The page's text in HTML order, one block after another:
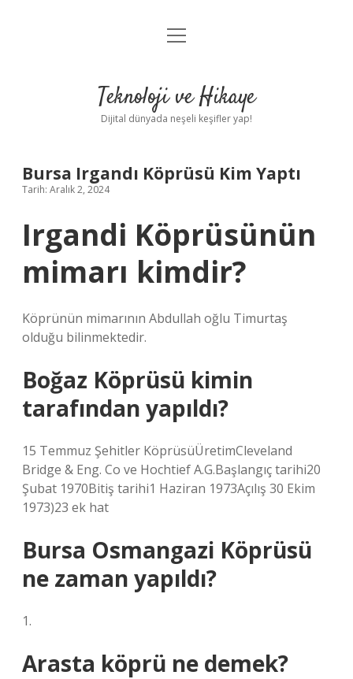
Anasayfa
Yasal Uyarı
menüyü
Teknoloji ve Hikaye
Dijital dünyada neşeli keşifler yap!
Bursa Irgandı Köprüsü Kim Yaptı
Tarih: Aralık 2, 2024
Irgandi Köprüsünün
mimarı kimdir?
Köprünün mimarının Abdullah oğlu Timurtaş
olduğu bilinmektedir.
Boğaz Köprüsü kimin
tarafından yapıldı?
15 Temmuz Şehitler KöprüsüÜretimCleveland
Bridge & Eng. Co ve Hochtief A.G.Başlangıç ​​tarihi20
Şubat 1970Bitiş tarihi1 Haziran 1973Açılış 30 Ekim
1973)23 ek hat
Bursa Osmangazi Köprüsü
ne zaman yapıldı?
1.
Arasta köprü ne demek?